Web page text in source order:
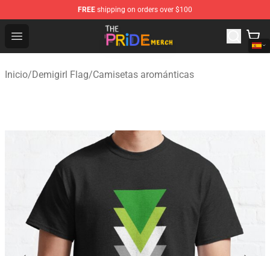
FREE shipping on orders over $100
Open menu
The Pride Shop - Official The Pride Merchandise Store
Inicio/Demigirl Flag/Camisetas arománticas